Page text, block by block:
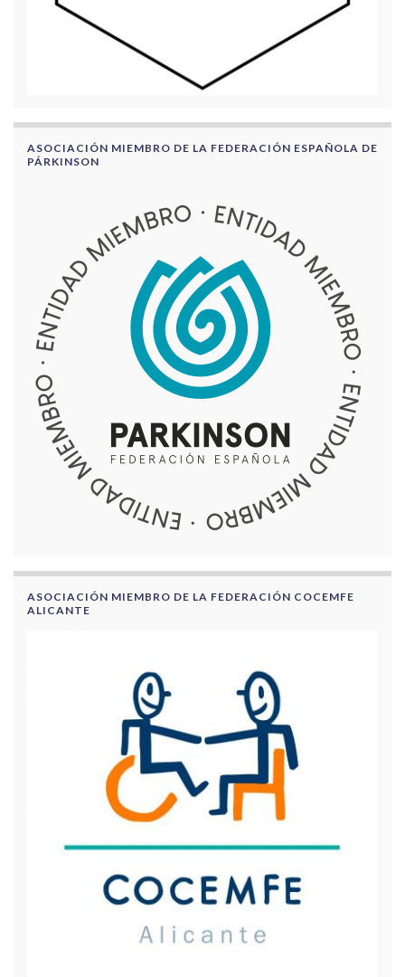
ASOCIACIÓN MIEMBRO DE LA FEDERACIÓN ESPAÑOLA DE
PÁRKINSON
ASOCIACIÓN MIEMBRO DE LA FEDERACIÓN COCEMFE
ALICANTE